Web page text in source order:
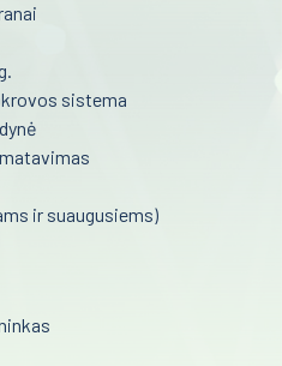
sistema
ir suaugusiems)